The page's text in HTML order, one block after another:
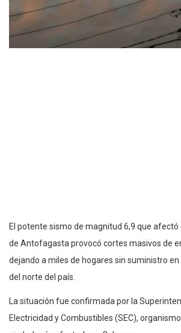
El potente sismo de magnitud 6,9 que afectó
de Antofagasta provocó cortes masivos de
dejando a miles de hogares sin suministro
del norte del país.
La situación fue confirmada por la
Electricidad y Combustibles (SEC),